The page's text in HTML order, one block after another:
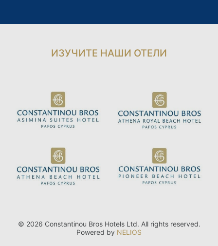
ИЗУЧИТЕ НАШИ ОТЕЛИ
© 2026 Constantinou Bros Hotels Ltd. All rights reserved.
Powered by NELIOS